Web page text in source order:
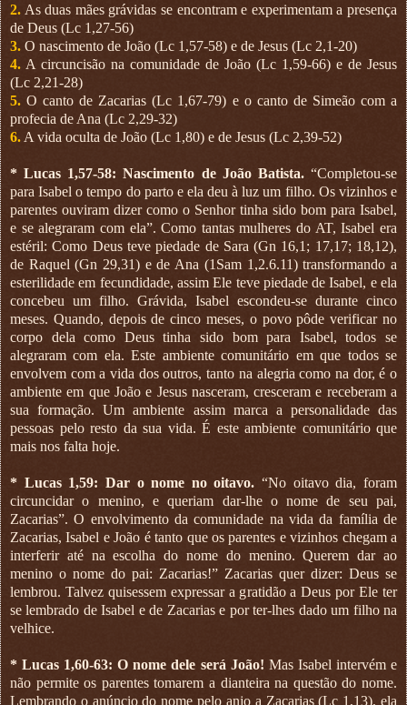
2. As duas mães grávidas se encontram e experimentam a presença
de Deus (Lc 1,27-56)
3. O nascimento de João (Lc 1,57-58) e de Jesus (Lc 2,1-20)
4. A circuncisão na comunidade de João (Lc 1,59-66) e de Jesus
(Lc 2,21-28)
5. O canto de Zacarias (Lc 1,67-79) e o canto de Simeão com a
profecia de Ana (Lc 2,29-32)
6. A vida oculta de João (Lc 1,80) e de Jesus (Lc 2,39-52)
* Lucas 1,57-58: Nascimento de João Batista. “Completou-se
para Isabel o tempo do parto e ela deu à luz um filho. Os vizinhos e
parentes ouviram dizer como o Senhor tinha sido bom para Isabel,
e se alegraram com ela”. Como tantas mulheres do AT, Isabel era
estéril: Como Deus teve piedade de Sara (Gn 16,1; 17,17; 18,12),
de Raquel (Gn 29,31) e de Ana (1Sam 1,2.6.11) transformando a
esterilidade em fecundidade, assim Ele teve piedade de Isabel, e ela
concebeu um filho. Grávida, Isabel escondeu-se durante cinco
meses. Quando, depois de cinco meses, o povo pôde verificar no
corpo dela como Deus tinha sido bom para Isabel, todos se
alegraram com ela. Este ambiente comunitário em que todos se
envolvem com a vida dos outros, tanto na alegria como na dor, é o
ambiente em que João e Jesus nasceram, cresceram e receberam a
sua formação. Um ambiente assim marca a personalidade das
pessoas pelo resto da sua vida. É este ambiente comunitário que
mais nos falta hoje.
* Lucas 1,59: Dar o nome no oitavo.“No oitavo dia, foram
circuncidar o menino, e queriam dar-lhe o nome de seu pai,
Zacarias”. O envolvimento da comunidade na vida da família de
Zacarias, Isabel e João é tanto que os parentes e vizinhos chegam a
interferir até na escolha do nome do menino. Querem dar ao
menino o nome do pai: Zacarias!” Zacarias quer dizer: Deus se
lembrou. Talvez quisessem expressar a gratidão a Deus por Ele ter
se lembrado de Isabel e de Zacarias e por ter-lhes dado um filho na
velhice.
* Lucas 1,60-63: O nome dele será João! Mas Isabel intervém e
não permite os parentes tomarem a dianteira na questão do nome.
Lembrando o anúncio do nome pelo anjo a Zacarias (Lc 1,13), ela